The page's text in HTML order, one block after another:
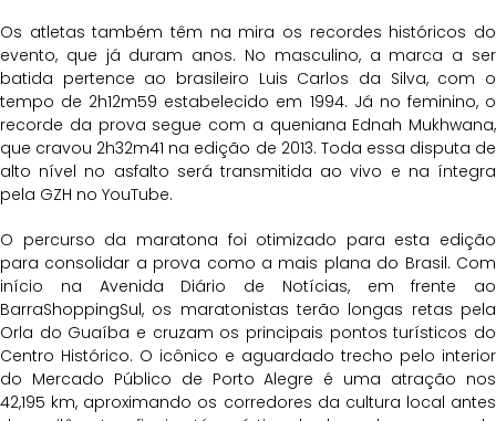
Os atletas também têm na mira os recordes históricos do
evento, que já duram anos. No masculino, a marca a ser
batida pertence ao brasileiro Luis Carlos da Silva, com o
tempo de 2h12m59 estabelecido em 1994. Já no feminino, o
recorde da prova segue com a queniana Ednah Mukhwana,
que cravou 2h32m41 na edição de 2013. Toda essa disputa de
alto nível no asfalto será transmitida ao vivo e na íntegra
pela GZH no YouTube.
O percurso da maratona foi otimizado para esta edição
para consolidar a prova como a mais plana do Brasil. Com
início na Avenida Diário de Notícias, em frente ao
BarraShoppingSul, os maratonistas terão longas retas pela
Orla do Guaíba e cruzam os principais pontos turísticos do
Centro Histórico. O icônico e aguardado trecho pelo interior
do Mercado Público de Porto Alegre é uma atração nos
42,195 km, aproximando os corredores da cultura local antes